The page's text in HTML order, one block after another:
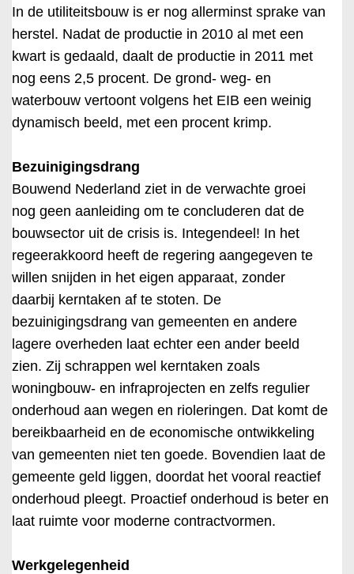
In de utiliteitsbouw is er nog allerminst sprake van
herstel. Nadat de productie in 2010 al met een
kwart is gedaald, daalt de productie in 2011 met
nog eens 2,5 procent. De grond- weg- en
waterbouw vertoont volgens het EIB een weinig
dynamisch beeld, met een procent krimp.
Bezuinigingsdrang
Bouwend Nederland ziet in de verwachte groei
nog geen aanleiding om te concluderen dat de
bouwsector uit de crisis is. Integendeel! In het
regeerakkoord heeft de regering aangegeven te
willen snijden in het eigen apparaat, zonder
daarbij kerntaken af te stoten. De
bezuinigingsdrang van gemeenten en andere
lagere overheden laat echter een ander beeld
zien. Zij schrappen wel kerntaken zoals
woningbouw- en infraprojecten en zelfs regulier
onderhoud aan wegen en rioleringen. Dat komt de
bereikbaarheid en de economische ontwikkeling
van gemeenten niet ten goede. Bovendien laat de
gemeente geld liggen, doordat het vooral reactief
onderhoud pleegt. Proactief onderhoud is beter en
laat ruimte voor moderne contractvormen.
Werkgelegenheid